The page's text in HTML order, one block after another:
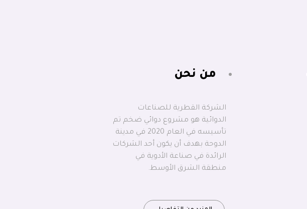
من نحن
الشركة القطرية للصناعات
الدوائية هو مشروع دوائي ضخم تم
تأسيسه في العام 2020 في مدينة
الدوحة بهدف أن يكون أحد الشركات
الرائدة في صناعة الأدوية في
منطقة الشرق الأوسط.